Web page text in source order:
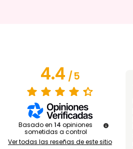
4.4/5
Basado en 14 opiniones
sometidas a control
Ver todas las reseñas de este sitio